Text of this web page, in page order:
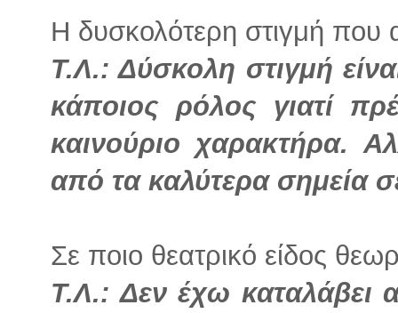
Η δυσκολότερη στιγμή που
Τ.Λ.: Δύσκολη στιγμή
κάποιος ρόλος γιατί
καινούριο χαρακτήρα.
από τα καλύτερα σημεία
Σε ποιο θεατρικό είδος
Τ.Λ.: Δεν έχω καταλάβει